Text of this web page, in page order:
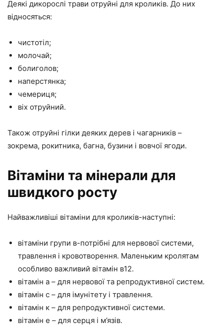
Деякі дикорослі трави отруйні для кроликів. До них
відносяться:
чистотіл;
молочай;
болиголов;
наперстянка;
чемериця;
віх отруйний.
Також отруйні гілки деяких дерев і чагарників –
зокрема, рокитника, багна, бузини і вовчої ягоди.
Вітаміни та мінерали для
швидкого росту
Найважливіші вітаміни для кроликів-наступні:
вітаміни групи в-потрібні для нервової системи,
травлення і кровотворення. Маленьким кролятам
особливо важливий вітамін в12.
вітамін а – для нервової та репродуктивної систем.
вітамін с – для імунітету і травлення.
вітамін к – для репродуктивної системи.
вітамін е – для серця і м’язів.